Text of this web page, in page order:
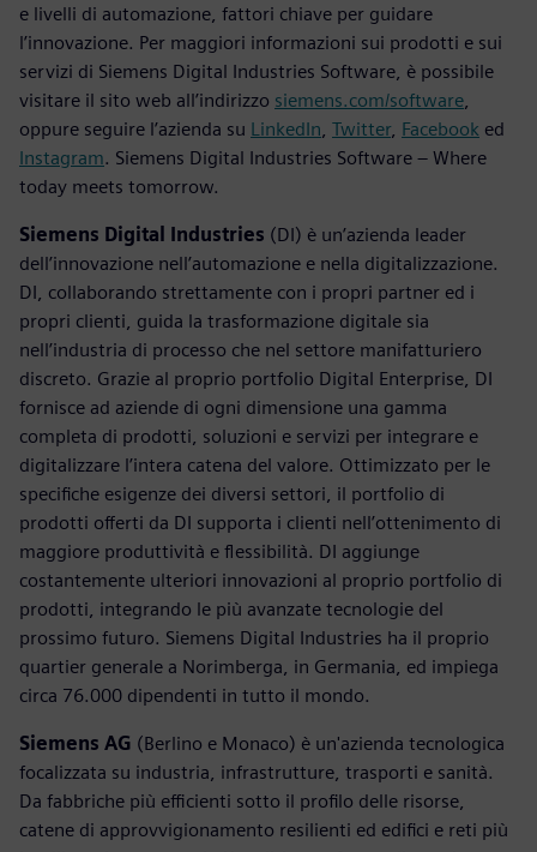
e livelli di automazione, fattori chiave per guidare
l’innovazione. Per maggiori informazioni sui prodotti e sui
servizi di Siemens Digital Industries Software, è possibile
visitare il sito web all’indirizzo siemens.com/software
oppure seguire l’azienda su LinkedIn Twitter, Facebook ed
Instagram. Siemens Digital Industries Software – Where
today meets tomorrow.
Siemens Digital Industries (DI) è un’azienda leader
dell’innovazione nell’automazione e nella digitalizzazione.
DI, collaborando strettamente con i propri partner ed i
propri clienti, guida la trasformazione digitale sia
nell’industria di processo che nel settore manifatturiero
discreto. Grazie al proprio portfolio Digital Enterprise, DI
fornisce ad aziende di ogni dimensione una gamma
completa di prodotti, soluzioni e servizi per integrare e
digitalizzare l’intera catena del valore. Ottimizzato per le
specifiche esigenze dei diversi settori, il portfolio di
prodotti offerti da DI supporta i clienti nell’ottenimento di
maggiore produttività e flessibilità. DI aggiunge
costantemente ulteriori innovazioni al proprio portfolio di
prodotti, integrando le più avanzate tecnologie del
prossimo futuro. Siemens Digital Industries ha il proprio
quartier generale a Norimberga, in Germania, ed impiega
circa 76.000 dipendenti in tutto il mondo.
Siemens AG (Berlino e Monaco) è un'azienda tecnologica
focalizzata su industria, infrastrutture, trasporti e sanità.
Da fabbriche più efficienti sotto il profilo delle risorse,
catene di approvvigionamento resilienti ed edifici e reti più